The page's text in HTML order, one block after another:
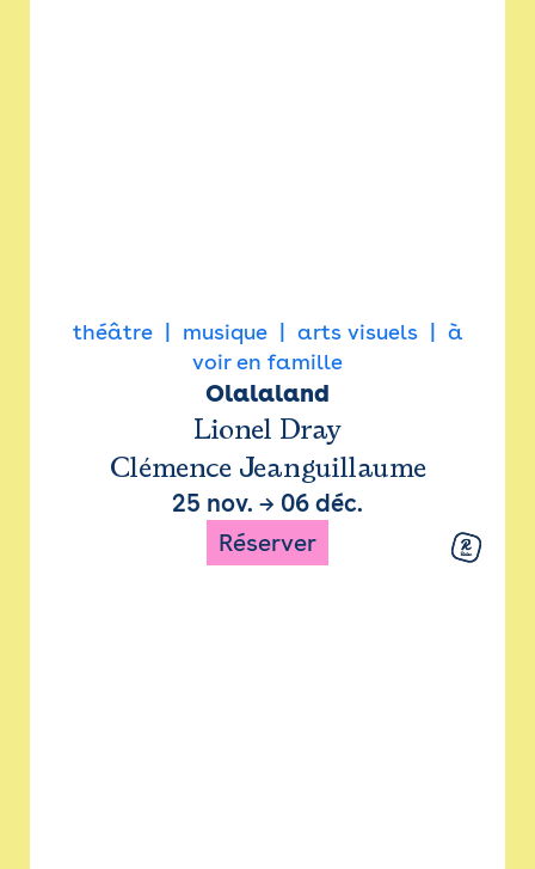
théâtre musique arts visuels
à
voir en famille
Olalaland
Lionel Dray
Clémence Jeanguillaume
25 nov. → 06 déc.
Réserver